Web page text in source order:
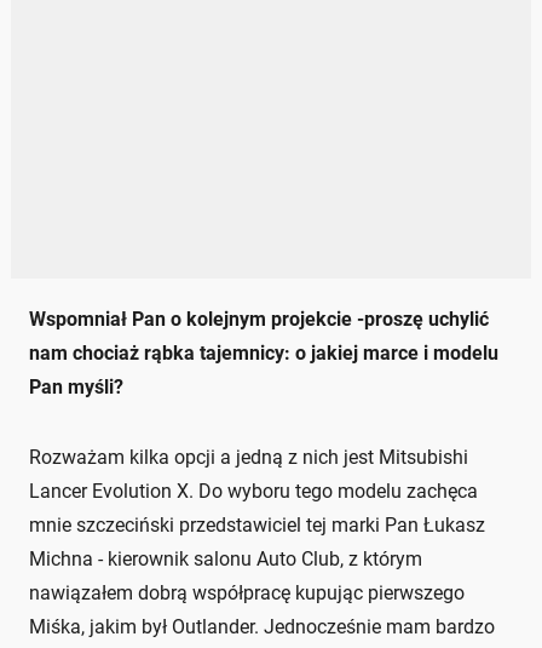
Wspomniał Pan o kolejnym projekcie -proszę uchylić
nam chociaż rąbka tajemnicy: o jakiej marce i modelu
Pan myśli?
Rozważam kilka opcji a jedną z nich jest Mitsubishi
Lancer Evolution X. Do wyboru tego modelu zachęca
mnie szczeciński przedstawiciel tej marki Pan Łukasz
Michna - kierownik salonu Auto Club, z którym
nawiązałem dobrą współpracę kupując pierwszego
Miśka, jakim był Outlander. Jednocześnie mam bardzo